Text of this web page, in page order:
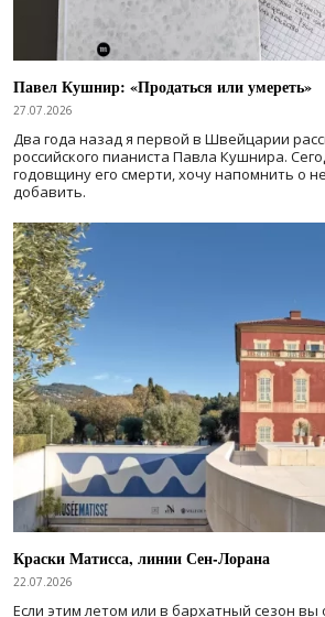
Павел Кушнир: «Продаться или умереть»
27.07.2026
Два года назад я первой в Швейцарии
российского пианиста Павла Кушнира.
годовщину его смерти, хочу напомнить о
добавить.
Краски Матисса, линии Сен-Лорана
22.07.2026
Если этим летом или в бархатный сезон вы